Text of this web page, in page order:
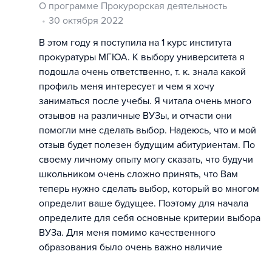
О программе Прокурорская деятельность
30 октября 2022
В этом году я поступила на 1 курс института
прокуратуры МГЮА. К выбору университета я
подошла очень ответственно, т. к. знала какой
профиль меня интересует и чем я хочу
заниматься после учебы. Я читала очень много
отзывов на различные ВУЗы, и отчасти они
помогли мне сделать выбор. Надеюсь, что и мой
отзыв будет полезен будущим абитуриентам. По
своему личному опыту могу сказать, что будучи
школьником очень сложно принять, что Вам
теперь нужно сделать выбор, который во многом
определит ваше будущее. Поэтому для начала
определите для себя основные критерии выбора
ВУЗа. Для меня помимо качественного
образования было очень важно наличие